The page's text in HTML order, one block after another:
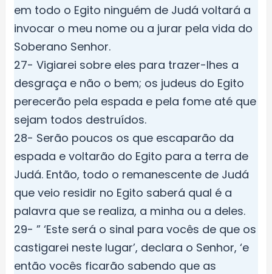
em todo o Egito ninguém de Judá voltará a
invocar o meu nome ou a jurar pela vida do
Soberano Senhor.
27- Vigiarei sobre eles para trazer-lhes a
desgraça e não o bem; os judeus do Egito
perecerão pela espada e pela fome até que
sejam todos destruídos.
28- Serão poucos os que escaparão da
espada e voltarão do Egito para a terra de
Judá. Então, todo o remanescente de Judá
que veio residir no Egito saberá qual é a
palavra que se realiza, a minha ou a deles.
29- ” ‘Este será o sinal para vocês de que os
castigarei neste lugar’, declara o Senhor, ‘e
então vocês ficarão sabendo que as